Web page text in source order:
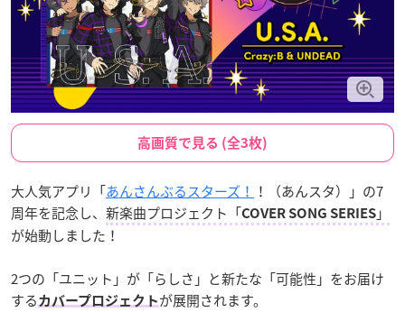
高画質で見る (全3枚)
大人気アプリ「あんさんぶるスターズ！ ！（あんスタ）」の7
周年を記念し、 新楽曲プロジェクト「COVER SONG SERIES 」
が始動しました！
2つの「ユニット」が「らしさ」と新たな「可能性」をお届け
する カバープロジェクト が展開されます。